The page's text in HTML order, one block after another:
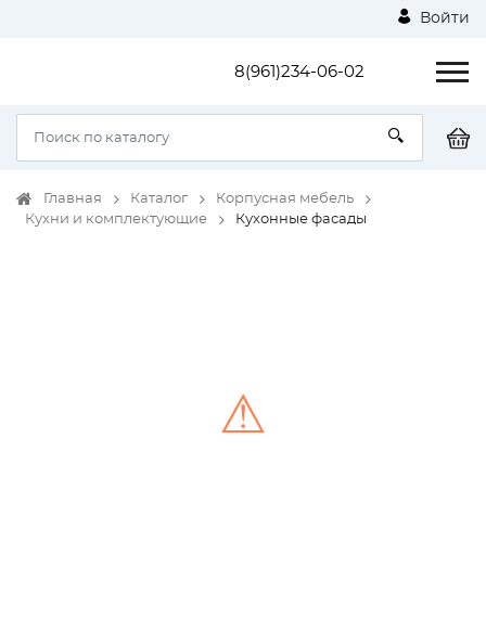
Войти
8(961)234-06-02
Главная Каталог
Корпусная мебель
Кухни и комплектующие
Кухонные фасады
⚠